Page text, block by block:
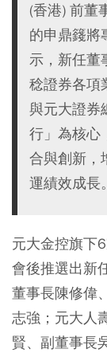
(香港) 前董
的申鼎籛將
示，新任董
稔證券各項
與元大證券
行」為核心
合與創新，
運績效成長。
元大金控旗下
會後推選出新
董事長陳修偉
志強；元大人
賢、副董事長